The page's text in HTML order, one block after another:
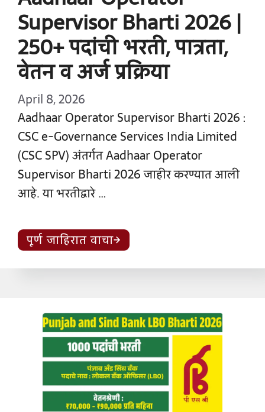
Supervisor Bharti 2026 |
250+ पदांची भरती, पात्रता,
वेतन व अर्ज प्रक्रिया
April 8, 2026
Aadhaar Operator Supervisor Bharti 2026 :
CSC e-Governance Services India Limited
(CSC SPV) अंतर्गत Aadhaar Operator
Supervisor Bharti 2026 जाहीर करण्यात आली
आहे. या भरतीद्वारे …
पूर्ण जाहिरात वाचा